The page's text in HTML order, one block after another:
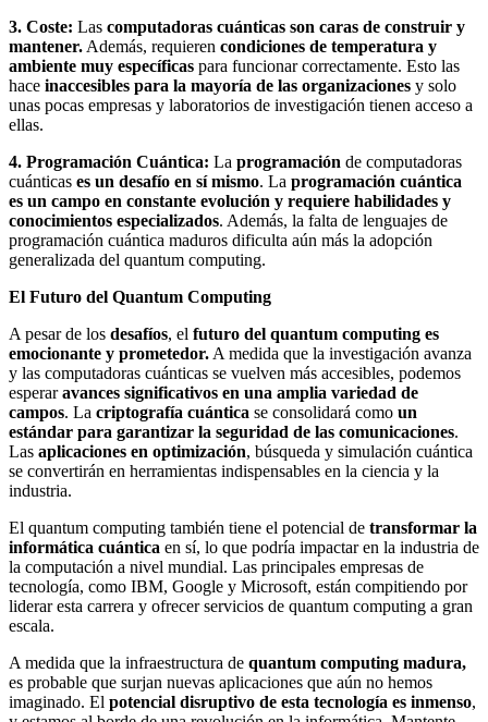
3. Coste: Las computadoras cuánticas son caras de construir y
mantener. Además, requieren condiciones de temperatura y
ambiente muy específicas para funcionar correctamente. Esto las
hace inaccesibles para la mayoría de las organizaciones y solo
unas pocas empresas y laboratorios de investigación tienen acceso a
ellas.
4. Programación Cuántica: La programación de computadoras
cuánticas es un desafío en sí mismo. La programación cuántica
es un campo en constante evolución y requiere habilidades y
conocimientos especializados. Además, la falta de lenguajes de
programación cuántica maduros dificulta aún más la adopción
generalizada del quantum computing.
El Futuro del Quantum Computing
A pesar de los desafíos, el futuro del quantum computing es
emocionante y prometedor. A medida que la investigación avanza
y las computadoras cuánticas se vuelven más accesibles, podemos
esperaravances significativos en una amplia variedad de
campos. La criptografía cuántica se consolidará como un
estándar para garantizar la seguridad de las comunicaciones.
Las aplicaciones en optimización, búsqueda y simulación cuántica
se convertirán en herramientas indispensables en la ciencia y la
industria.
El quantum computing también tiene el potencial de transformar la
informática cuántica en sí, lo que podría impactar en la industria de
la computación a nivel mundial. Las principales empresas de
tecnología, como IBM, Google y Microsoft, están compitiendo por
liderar esta carrera y ofrecer servicios de quantum computing a gran
escala.
A medida que la infraestructura de quantum computing madura,
es probable que surjan nuevas aplicaciones que aún no hemos
imaginado. El potencial disruptivo de esta tecnología es inmenso,